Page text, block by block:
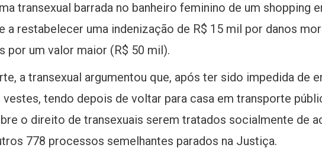
transexual barrada no banheiro feminino de um shopping
a restabelecer uma indenização de R$ 15 mil por danos
por um valor maior (R$ 50 mil).
a transexual argumentou que, após ter sido impedida de
tendo depois de voltar para casa em transporte
o direito de transexuais serem tratados socialmente de
778 processos semelhantes parados na Justiça.